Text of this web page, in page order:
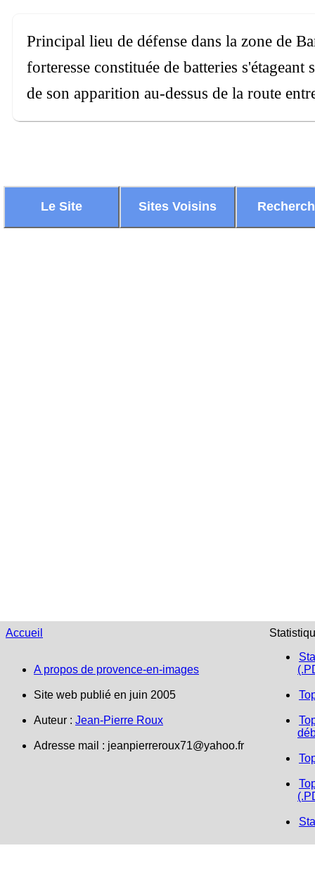
Principal lieu de défense dans la zone de
forteresse constituée de batteries
de son apparition au-dessus de la route
Le Site Sites Voisins
Accueil
A propos de provence-en-images
Site web publié en juin 2005
Auteur : Jean-Pierre Roux
Adresse mail : jeanpierreroux71@yahoo.fr